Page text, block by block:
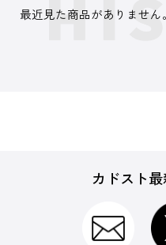
最近見た商品がありません。
カドスト